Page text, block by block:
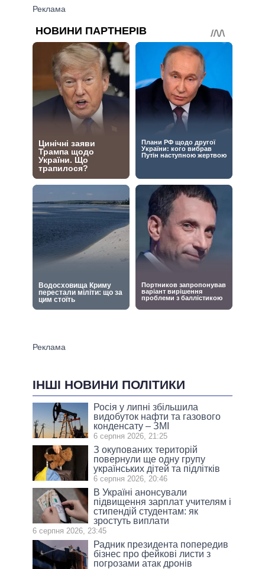
ІНШІ НОВИНИ ПОЛІТИКИ
Росія у липні збільшила
видобуток нафти та газового
конденсату – ЗМІ
6 серпня 2026, 21:25
З окупованих територій
повернули ще одну групу
українських дітей та підлітків
6 серпня 2026, 20:46
В Україні анонсували
підвищення зарплат учителям і
стипендій студентам: як
зростуть виплати
6 серпня 2026, 23:45
Радник президента попередив
бізнес про фейкові листи з
погрозами атак дронів